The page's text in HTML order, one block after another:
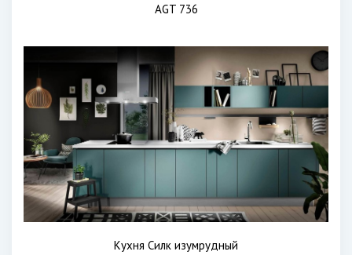
AGT 736
Кухня Силк изумрудный